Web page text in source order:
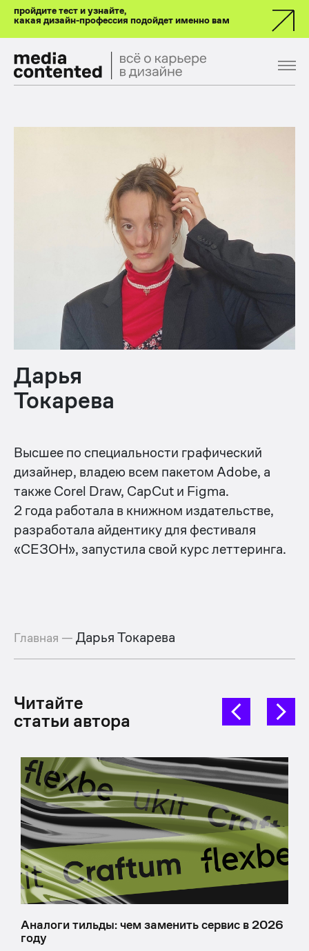
пройдите тест и узнайте,
какая дизайн-профессия подойдет именно вам
Дарья
Токарева
Высшее по специальности графический
дизайнер, владею всем пакетом Adobe, а
также Сorel Draw, CapCut и Figma.
2 года работала в книжном издательстве,
разработала айдентику для фестиваля
«СЕЗОН», запустила свой курс леттеринга.
Главная — Дарья Токарева
Читайте
статьи автора
Аналоги тильды: чем заменить сервис в 2026
году